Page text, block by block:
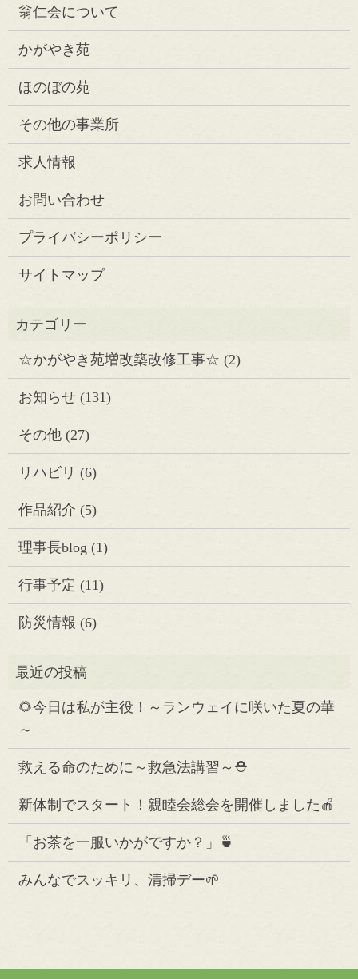
翁仁会について
かがやき苑
ほのぼの苑
その他の事業所
求人情報
お問い合わせ
プライバシーポリシー
サイトマップ
☆かがやき苑増改築改修工事☆ (2)
お知らせ(131)
その他(27)
リハビリ (6)
作品紹介 (5)
理事長blog (1)
行事予定 (11)
防災情報 (6)
🌻今日は私が主役！～ランウェイに咲いた夏の華
～
救える命のために～救急法講習～⛑️
新体制でスタート！親睦会総会を開催しました🍎
「お茶を一服いかがですか？」🍵
みんなでスッキリ、清掃デー🌱